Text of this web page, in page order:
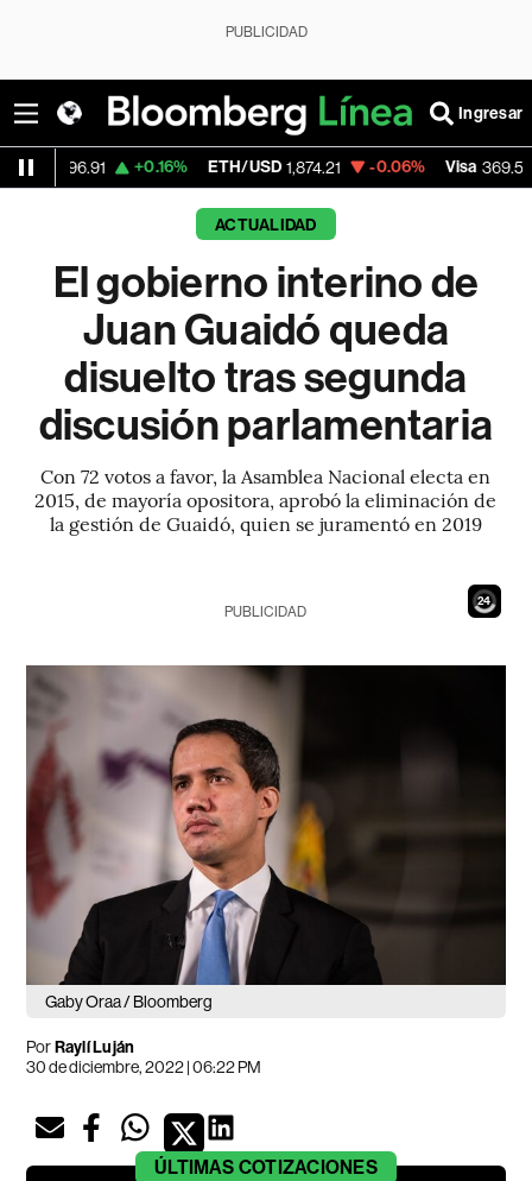
PUBLICIDAD
Ingresar
+0.16% ETH/USD 1,874.21 -0.06% Visa 369.59 +1.07%
ACTUALIDAD
El gobierno interino de
Juan Guaidó queda
disuelto tras segunda
discusión parlamentaria
Con 72 votos a favor, la Asamblea Nacional electa en
2015, de mayoría opositora, aprobó la eliminación de
la gestión de Guaidó, quien se juramentó en 2019
23
PUBLICIDAD
Gaby Oraa / Bloomberg
PorRaylí Luján
30 de diciembre, 2022 | 06:22 PM
ÚLTIMAS COTIZACIONES